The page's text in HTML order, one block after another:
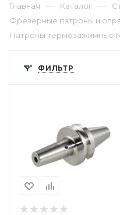
Главная — Каталог —
Фрезерные патроны и
Патроны термозажимные
ФИЛЬТР